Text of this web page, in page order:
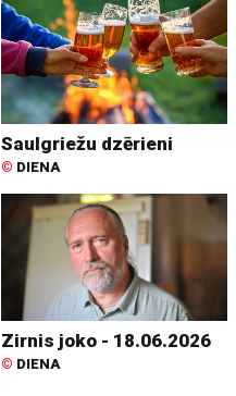
Saulgriežu dzērieni
© DIENA
Zirnis joko - 18.06.2026
© DIENA